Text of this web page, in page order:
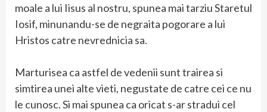
moale a lui Iisus al nostru, spunea mai tarziu Staretul
Iosif, minunandu-se de negraita pogorare a lui
Hristos catre nevrednicia sa.
Marturisea ca astfel de vedenii sunt trairea si
simtirea unei alte vieti, negustate de catre cei ce nu
le cunosc. Si mai spunea ca oricat s-ar stradui cel